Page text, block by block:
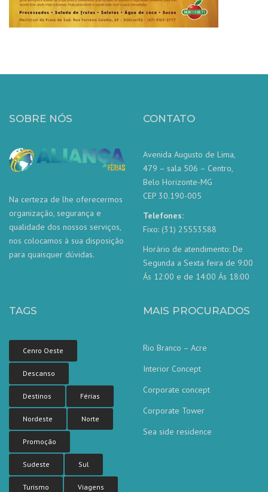
SOBRE NÓS
Na certeza de lhe oferecermos
organização, segurança e
qualidade dos nossos serviços,
nos colocamos à sua disposição
para quaisquer dúvidas.
CONTATO
Avenida Augusto de Lima,
479 – sala 506 – Centro,
Belo Horizonte-MG
CEP 30.190-005
Telefones:
Fixo: (31) 25553588
Horário de atendimento: De
Segunda a Sexta feira de 9:00
Ás 12:00 e de 14:00 Ás 18:00
TAGS
Cenro Oeste
Descanso
Destinos Férias
Nordeste Norte
Promoção
Sudeste Sul
Turismo Viagens
MAIS PROCURADOS
Rio Branco – Acre
Interior Concept
Corporate concept
Corporate Tower
Sea side residence